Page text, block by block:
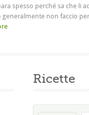
spesso perché sa che li
generalmente non faccio
Ricette